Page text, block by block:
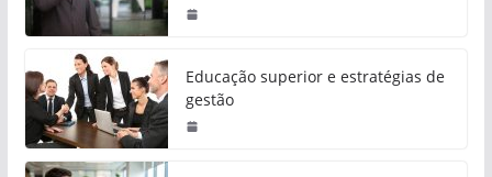
Educação superior e estratégias de
gestão